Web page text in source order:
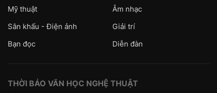
Mỹ thuật
Âm nhạc
Sân khấu - Điện ảnh
Giải trí
Bạn đọc
Diễn đàn
THỜI BÁO VĂN HỌC NGHỆ THUẬT